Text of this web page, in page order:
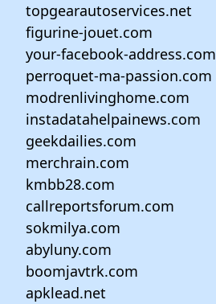
topgearautoservices.net
figurine-jouet.com
your-facebook-address.com
perroquet-ma-passion.com
modrenlivinghome.com
instadatahelpainews.com
geekdailies.com
merchrain.com
kmbb28.com
callreportsforum.com
sokmilya.com
abyluny.com
boomjavtrk.com
apklead.net